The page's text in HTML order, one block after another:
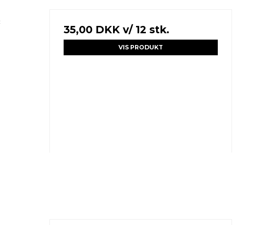
35,00 DKKv/ 12 stk.
VIS PRODUKT